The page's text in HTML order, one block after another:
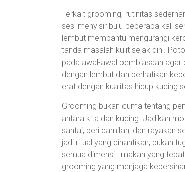
Terkait grooming, rutinitas
sesi menyisir bulu beberapa kali
lembut membantu mengurangi
tanda masalah kulit sejak dini.
pada awal-awal pembiasaan agar
dengan lembut dan perhatikan
erat dengan kualitas hidup kucing
Grooming bukan cuma tentang
antara kita dan kucing. Jadikan
santai, beri camilan, dan rayakan
jadi ritual yang dinantikan, bukan
semua dimensi—makan yang
grooming yang menjaga